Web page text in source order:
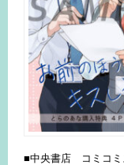
■中央書店 コミコミ